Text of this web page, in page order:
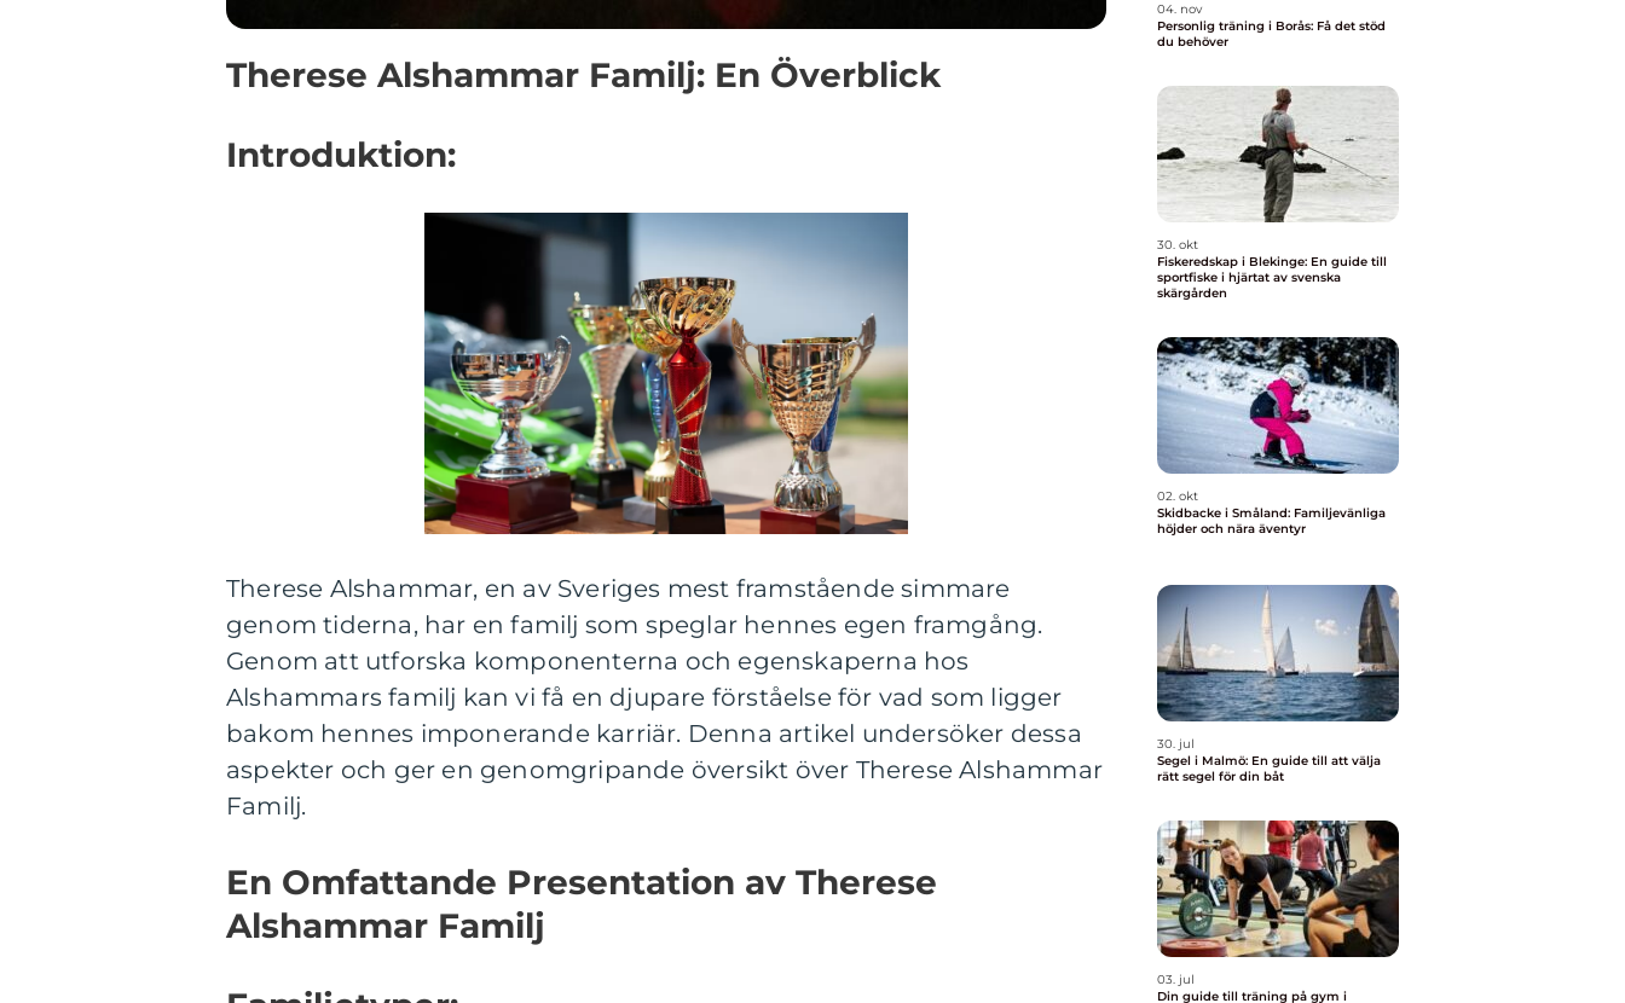
Therese Alshammar Familj: En Överblick
Introduktion:
Therese Alshammar, en av Sveriges mest framstående simmare
genom tiderna, har en familj som speglar hennes egen framgång.
Genom att utforska komponenterna och egenskaperna hos
Alshammars familj kan vi få en djupare förståelse för vad som ligger
bakom hennes imponerande karriär. Denna artikel undersöker dessa
aspekter och ger en genomgripande översikt över Therese Alshammar
Familj.
En Omfattande Presentation av Therese
Alshammar Familj
04. nov
Personlig träning i Borås: Få det stöd
du behöver
30. okt
Fiskeredskap i Blekinge: En guide till
sportfiske i hjärtat av svenska
skärgården
02. okt
Skidbacke i Småland: Familjevänliga
höjder och nära äventyr
30. jul
Segel i Malmö: En guide till att välja
rätt segel för din båt
03. jul
Din guide till träning på gym i